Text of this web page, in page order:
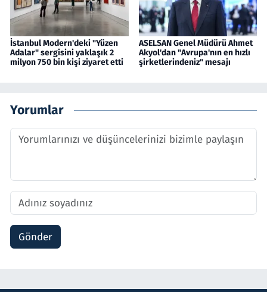
İstanbul Modern'deki "Yüzen
Adalar" sergisini yaklaşık 2
milyon 750 bin kişi ziyaret etti
ASELSAN Genel Müdürü Ahmet
Akyol'dan "Avrupa'nın en hızlı
şirketlerindeniz" mesajı
Yorumlar
Gönder